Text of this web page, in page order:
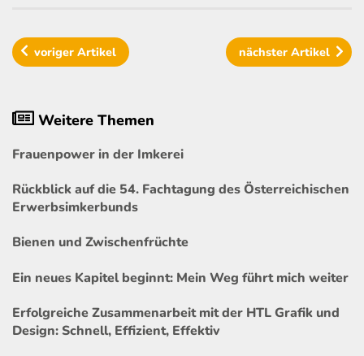
vorigerArtikel nächster Artikel
Weitere Themen
Frauenpower in der Imkerei
Rückblick auf die 54. Fachtagung des Österreichischen
Erwerbsimkerbunds
Bienen und Zwischenfrüchte
Ein neues Kapitel beginnt: Mein Weg führt mich weiter
Erfolgreiche Zusammenarbeit mit der HTL Grafik und
Design: Schnell, Effizient, Effektiv